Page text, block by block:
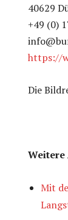
40629
+49 (0)
https://
Die
Weitere
Mit